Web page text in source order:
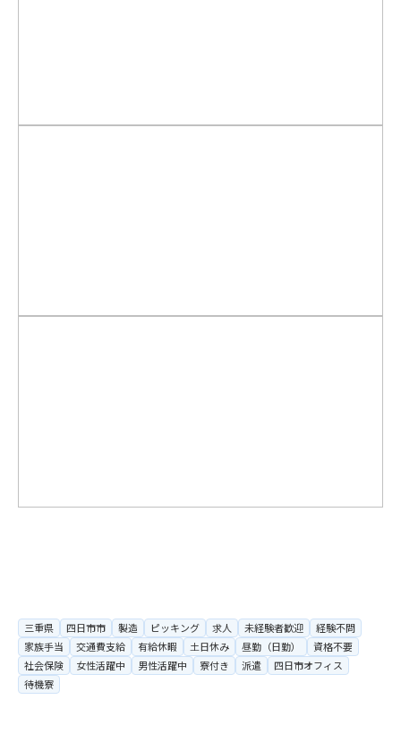
三重県 四日市市 製造 ピッキング 求人 未経験者歓迎
経験不問
家族手当
交通費支給 有給休暇 土日休み 昼勤（日勤）
資格不要
社会保険
女性活躍中 男性活躍中 寮付き 派遣
四日市オフィス
待機寮